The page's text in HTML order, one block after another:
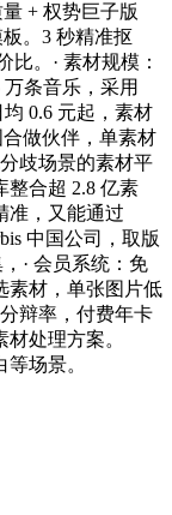
+ 权势巨子版
。3 秒精准抠
。· 素材规模：
条音乐，采用
0.6 元起，素材
合做伙伴，单素材
歧场景的素材平
整合超 2.8 亿素
准，又能通过
中国公司，取版
· 会员系统：免
素材，单张图片低
辩率，付费年卡
处理方案。
场景。